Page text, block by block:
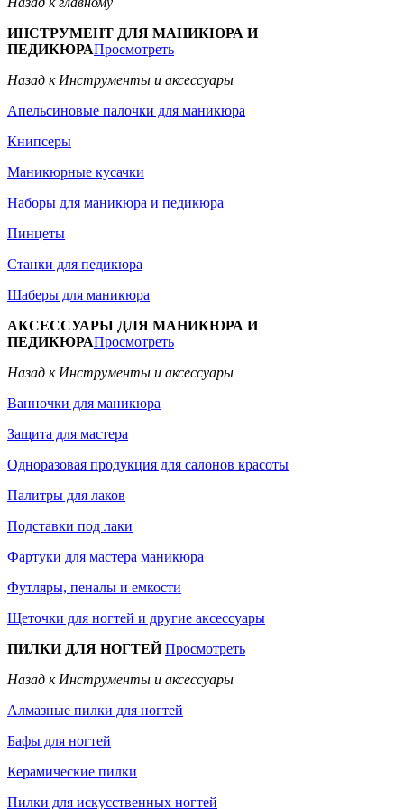
ИНСТРУМЕНТ ДЛЯ МАНИКЮРА И
ПЕДИКЮРАПросмотреть
Назад к Инструменты и аксессуары
Апельсиновые палочки для маникюра
Книпсеры
Маникюрные кусачки
Наборы для маникюра и педикюра
Пинцеты
Станки для педикюра
Шаберы для маникюра
АКСЕССУАРЫ ДЛЯ МАНИКЮРА И
ПЕДИКЮРАПросмотреть
Назад к Инструменты и аксессуары
Ванночки для маникюра
Защита для мастера
Одноразовая продукция для салонов красоты
Палитры для лаков
Подставки под лаки
Фартуки для мастера маникюра
Футляры, пеналы и емкости
Щеточки для ногтей и другие аксессуары
ПИЛКИ ДЛЯ НОГТЕЙПросмотреть
Назад к Инструменты и аксессуары
Алмазные пилки для ногтей
Бафы для ногтей
Керамические пилки
Пилки для искусственных ногтей